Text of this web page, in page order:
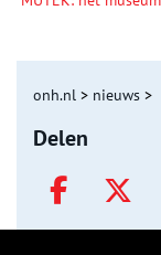
onh.nl > nieuws >
Delen